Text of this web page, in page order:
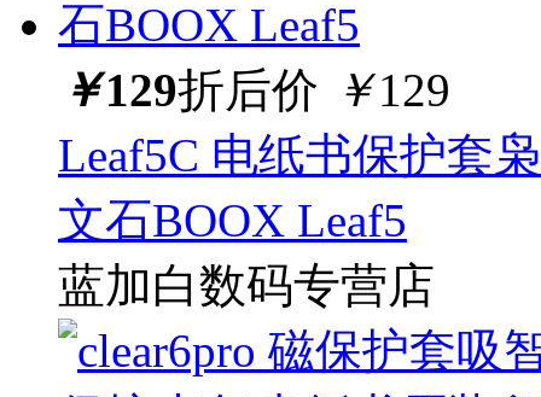
￥129折后价 ￥129
Leaf5C 电纸书保护套
文石BOOX Leaf5
蓝加白数码专营店